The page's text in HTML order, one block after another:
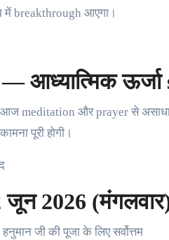
में breakthrough आएगा।
— आध्यात्मिक
meditation और prayer से
पूरी होगी।
2026
जी की पूजा के लिए सर्वोत्तम